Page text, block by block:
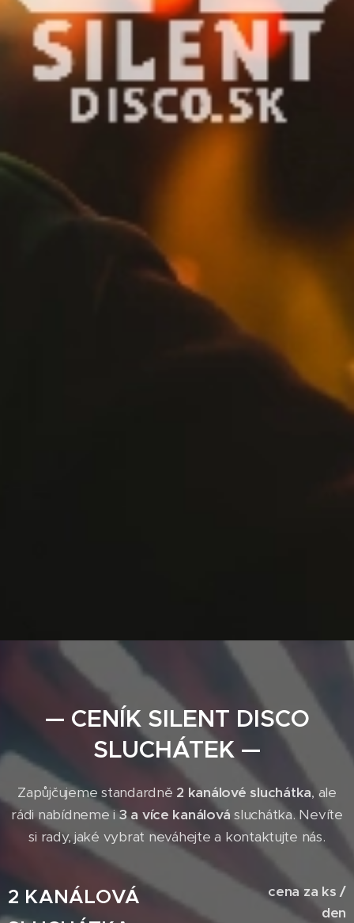
— CENÍK SILENT DISCO
SLUCHÁTEK —
Zapůjčujeme standardně 2 kanálové sluchátka, ale
rádi nabídneme i3 a více kanálová sluchátka. Nevíte
si rady, jaké vybrat neváhejte a kontaktujte nás.
2 KANÁLOVÁ
cena za ks /
den